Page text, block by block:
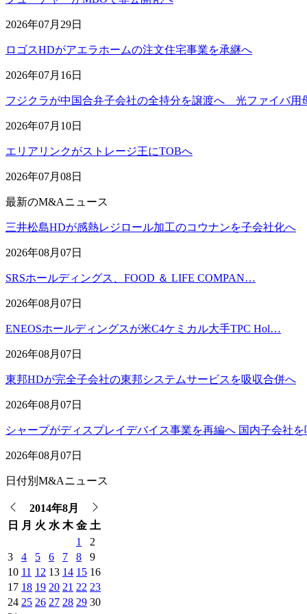
2026年07月29日
ロゴスHDがアエラホームの注文住宅事業を承継へ
2026年07月16日
フジクラが中国合弁子会社の全持分を譲渡へ 光ファイバ
2026年07月10日
エリアリンクがストレージ王にTOBへ
2026年07月08日
最新のM&Aニュース
三井松島HDが感熱レジロール加工のコウナンを子会社化へ
2026年08月07日
SRSホールディングス、FOOD ＆ LIFE COMPAN…
2026年08月07日
ENEOSホールディングスが米C4ケミカル大手TPC Hol…
2026年08月07日
東邦HDが完全子会社の東邦システムサービスを吸収合併へ
2026年08月07日
シャープがディスプレイデバイス事業を再編へ 国内子会社
2026年08月07日
日付別M&Aニュース
2014年8月
日 月 火 水 木 金 土
1
2
3
4 5 6 7 8
9
10 11 12 13 14 15 16
17 18 19 20 21 22 23
24 25 26 27 28 29 30